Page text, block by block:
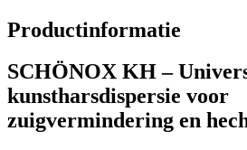
Productinformatie
SCHÖNOX KH –
kunstharsdispersie voor
zuigvermindering en